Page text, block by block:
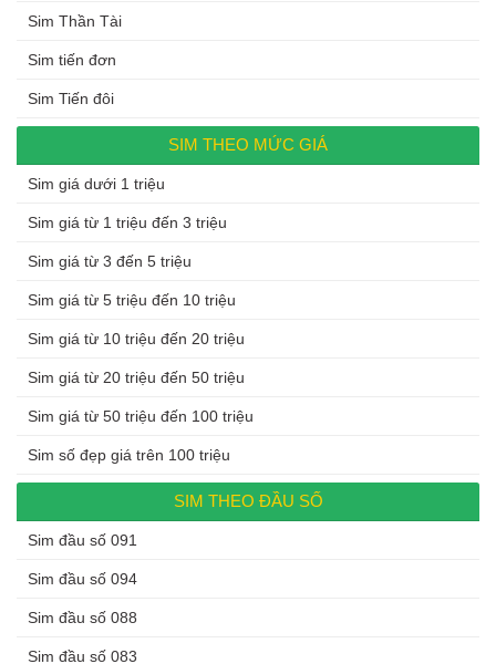
Sim Thần Tài
Sim tiến đơn
Sim Tiến đôi
SIM THEO MỨC GIÁ
Sim giá dưới 1 triệu
Sim giá từ 1 triệu đến 3 triệu
Sim giá từ 3 đến 5 triệu
Sim giá từ 5 triệu đến 10 triệu
Sim giá từ 10 triệu đến 20 triệu
Sim giá từ 20 triệu đến 50 triệu
Sim giá từ 50 triệu đến 100 triệu
Sim số đẹp giá trên 100 triệu
SIM THEO ĐẦU SỐ
Sim đầu số 091
Sim đầu số 094
Sim đầu số 088
Sim đầu số 083